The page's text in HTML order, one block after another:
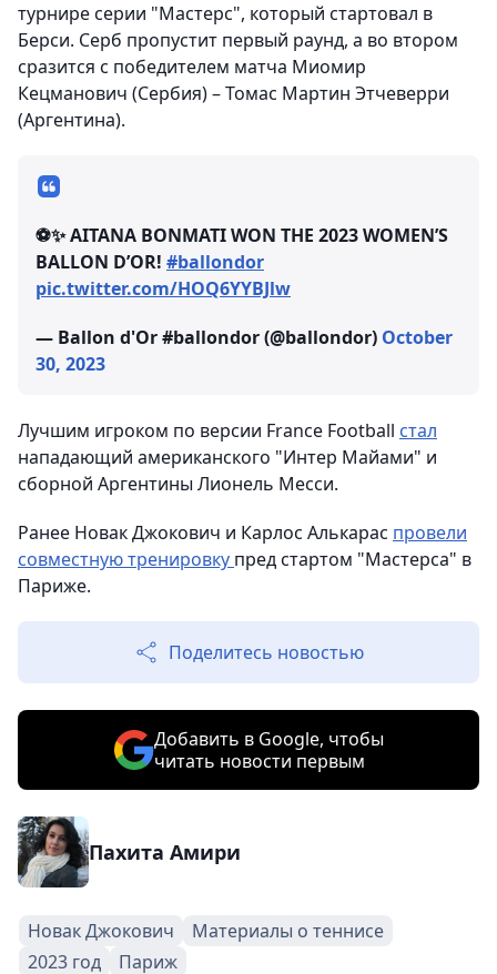
турнире серии "Мастерс", который стартовал в
Берси. Серб пропустит первый раунд, а во втором
сразится с победителем матча Миомир
Кецманович (Сербия) – Томас Мартин Этчеверри
(Аргентина).
⚽️✨ AITANA BONMATI WON THE 2023 WOMEN’S
BALLON D’OR! #ballondor
pic.twitter.com/HOQ6YYBJlw
— Ballon d'Or #ballondor (@ballondor) October
30, 2023
Лучшим игроком по версии France Football стал
нападающий американского "Интер Майами" и
сборной Аргентины Лионель Месси.
Ранее Новак Джокович и Карлос Алькарас провели
совместную тренировку пред стартом "Мастерса" в
Париже.
Поделитесь новостью
Добавить в Google, чтобы
читать новости первым
Пахита Амири
Новак Джокович
Материалы о теннисе
2023 год
Париж